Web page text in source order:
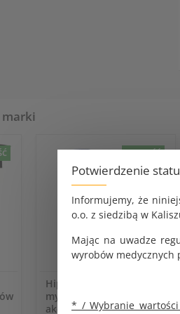
Potwierdzenie
Informujemy, że
o.o. z siedzibą w
Mając na uwadze
wyrobów medycznych
* / Wybranie wartości
NOWOŚĆ
Hipoalergiczny żel do
mycia naczyń i
akcesoriów dziecięcych